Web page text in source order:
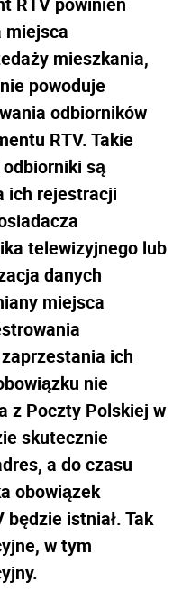
miejsca
mieszkania,
powoduje
odbiorników
RTV. Takie
są
ich rejestracji
telewizyjnego lub
danych
miejsca
ich
nie
z Poczty Polskiej w
skutecznie
a do czasu
obowiązek
będzie istniał. Tak
w tym